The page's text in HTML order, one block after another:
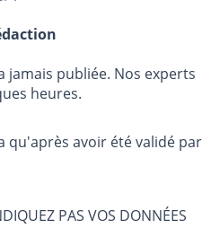
jamais publiée. Nos experts
heures.
qu'après avoir été validé par
PAS VOS DONNÉES